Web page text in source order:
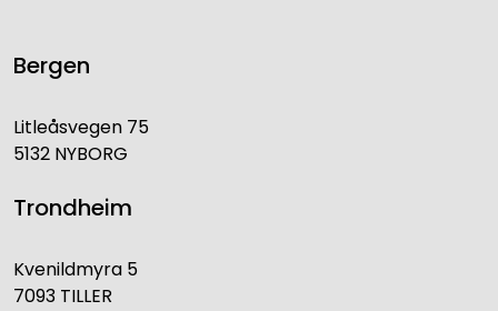
Bergen
Litleåsvegen 75
5132 NYBORG
Trondheim
Kvenildmyra 5
7093 TILLER